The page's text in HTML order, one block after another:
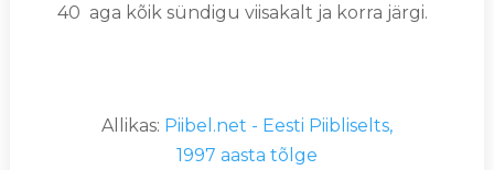
40 aga kõik sündigu viisakalt ja korra järgi.
Allikas: Piibel.net - Eesti Piibliselts,
1997 aasta tõlge